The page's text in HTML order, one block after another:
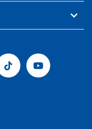
Tiktok Youtube